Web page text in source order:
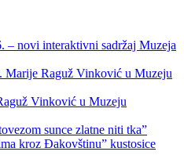
– novi interaktivni sadržaj Muzeja
Marije Raguž Vinković u Muzeju
Vinković u Muzeju
sunce zlatne niti tka”
kroz Đakovštinu” kustosice